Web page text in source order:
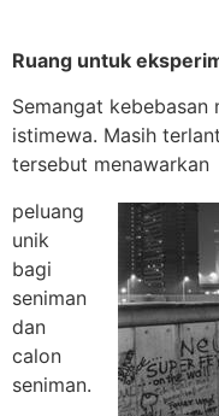
Ruang untuk
Semangat
istimewa. Masih
tersebut menawarkan
peluang
unik
bagi
seniman
dan
calon
seniman.